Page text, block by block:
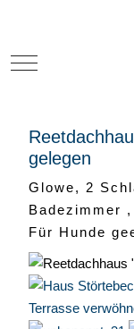
Mobile Menu Toggle
gelegen
Glowe, 2
Badezimmer
Für Hunde